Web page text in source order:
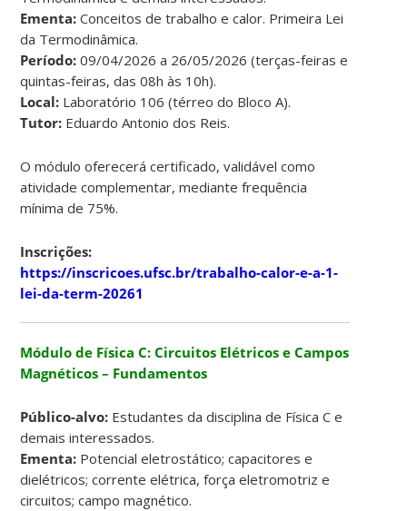
Ementa: Conceitos de trabalho e calor. Primeira Lei
da Termodinâmica.
Período: 09/04/2026 a 26/05/2026 (terças-feiras e
quintas-feiras, das 08h às 10h).
Local: Laboratório 106 (térreo do Bloco A).
Tutor: Eduardo Antonio dos Reis.
O módulo oferecerá certificado, validável como
atividade complementar, mediante frequência
mínima de 75%.
Inscrições:
https://inscricoes.ufsc.br/trabalho-calor-e-a-1-
lei-da-term-20261
Módulo de Física C: Circuitos Elétricos e Campos
Magnéticos – Fundamentos
Público-alvo: Estudantes da disciplina de Física C e
demais interessados.
Ementa: Potencial eletrostático; capacitores e
dielétricos; corrente elétrica, força eletromotriz e
circuitos; campo magnético.